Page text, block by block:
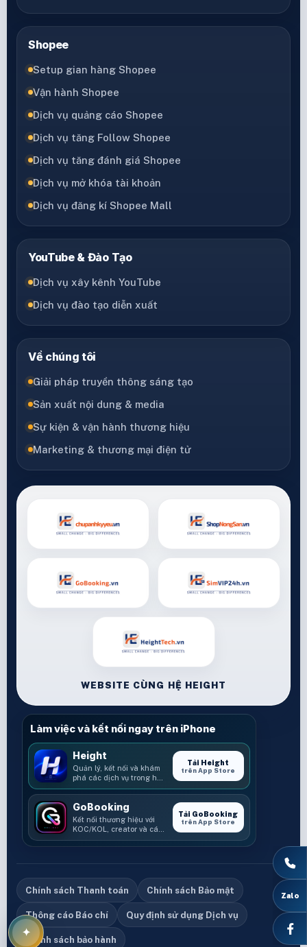
Shopee
Setup gian hàng Shopee
Vận hành Shopee
Dịch vụ quảng cáo Shopee
Dịch vụ tăng Follow Shopee
Dịch vụ tăng đánh giá Shopee
Dịch vụ mở khóa tài khoản
Dịch vụ đăng kí Shopee Mall
YouTube & Đào Tạo
Dịch vụ xây kênh YouTube
Dịch vụ đào tạo diễn xuất
Về chúng tôi
Giải pháp truyền thông sáng tạo
Sản xuất nội dung & media
Sự kiện & vận hành thương hiệu
Marketing & thương mại điện tử
WEBSITE CÙNG HỆ HEIGHT
Làm việc và kết nối ngay trên iPhone
Height
Quản lý, kết nối và khám
phá các dịch vụ trong hệ
sinh thái Height.
Tải Height
trên App Store
GoBooking
Kết nối thương hiệu với
KOC/KOL, creator và các
cơ hội booking.
Tải GoBooking
trên App Store
Chính sách Thanh toán Chính sách Bảo mật
Thông cáo Báo chí Quy định sử dụng Dịch vụ
Chính sách bảo hành